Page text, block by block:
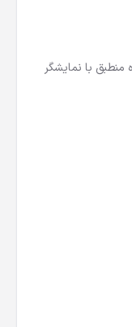
منطبق با نمایشگر